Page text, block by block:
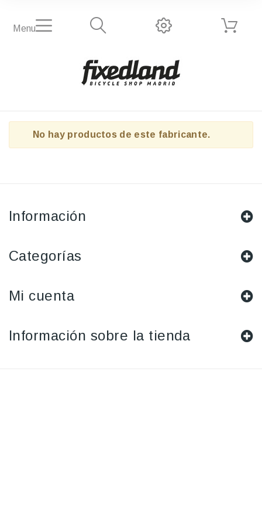
Menu
No hay productos de este fabricante.
Información
Categorías
Mi cuenta
Información sobre la tienda